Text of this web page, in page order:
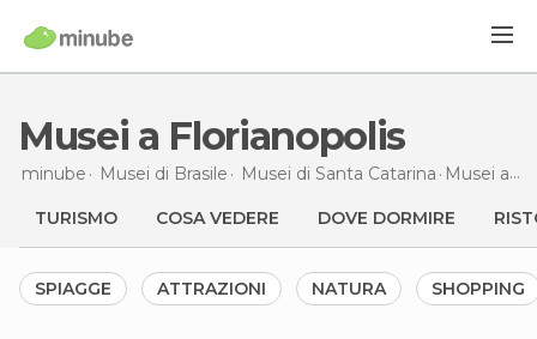
Musei a Florianopolis
minube Musei di Brasile Musei di Santa Catarina Musei a Florianopolis
TURISMO COSA VEDERE DOVE DORMIRE
SPIAGGE ATTRAZIONI NATURA SHOPPING